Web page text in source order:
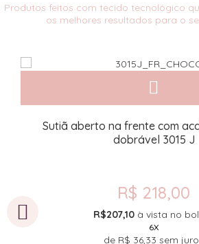
Produtos feitos com tecido tecnológico
os melhores resultados para o
Sutiã aberto na frente com
dobrável 3015 J
R$ 218,00
R$207,10 à vista no
6X
de R$ 36,33 sem